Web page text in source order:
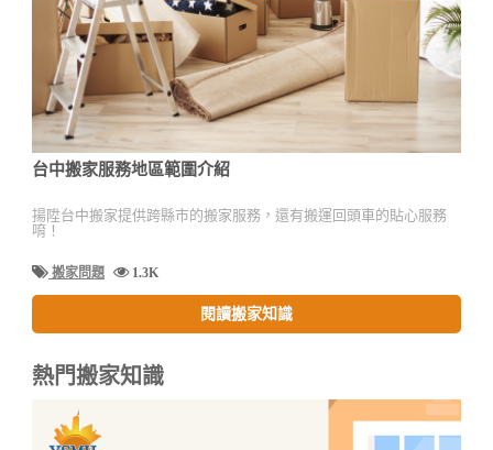
台中搬家服務地區範圍介紹
揚陞台中搬家提供跨縣市的搬家服務，還有搬運回頭車的貼心服務
唷！
搬家問題 1.3K
閱讀搬家知識
熱門搬家知識